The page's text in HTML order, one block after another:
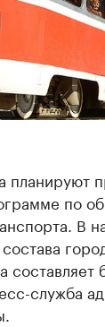
планируют
по
В
служба